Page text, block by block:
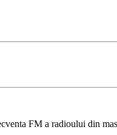
FM a radioului din